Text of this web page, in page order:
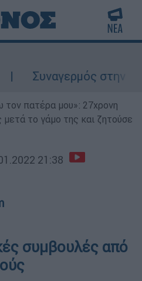
Συναγερμός στην
τον πατέρα μου»: 27χρονη
το γάμο της και ζητούσε
21:38
συμβουλές από